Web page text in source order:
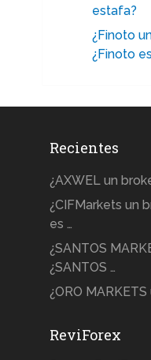
estafa?
¿Finoto
¿Finoto
Recientes
¿AXWEL un
¿CIFMarkets un
es …
¿SANTOS
¿SANTOS …
¿ORO
ReviForex